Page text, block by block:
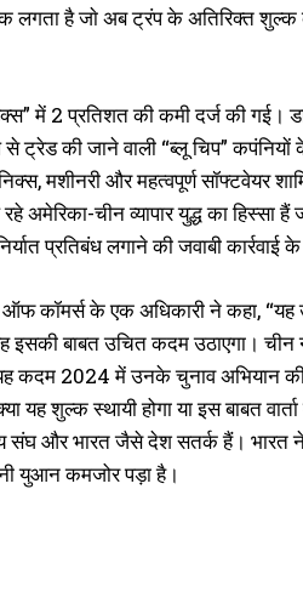
है जाे अब ट्रंप के अतिरिक्त शुल्क
में 2 प्रतिशत की कमी दर्ज की गई।
की जाने वाली “ब्लू चिप” कपंनियाें
मशीनरी और महत्वपूर्ण सॉफ्टवेयर
अमेरिका-चीन व्यापार युद्ध का
प्रतिबंध लगाने की जवाबी कार्रवाई
कॉमर्स के एक अधिकारी ने कहा, “यह
बाबत उचित कदम उठाएगा। चीन
कदम 2024 में उनके चुनाव अभियान
शुल्क स्थायी होगा या इस बाबत
संघ और भारत जैसे देश सतर्क हैं। भारत
युआन कमजोर पड़ा है।